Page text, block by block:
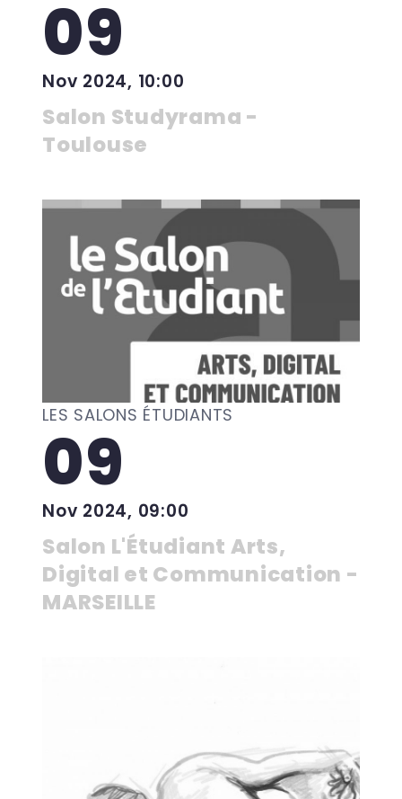
09
Nov 2024, 10:00
Salon Studyrama -
Toulouse
LES SALONS ÉTUDIANTS
09
Nov 2024, 09:00
Salon L'Étudiant Arts,
Digital et Communication -
MARSEILLE